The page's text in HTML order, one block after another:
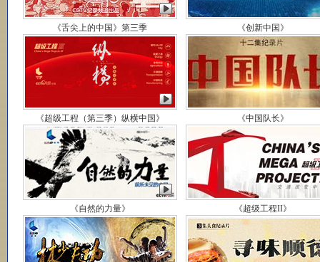
《舌尖上的中国》第三季 《创新中国》
《超级工程（第三季）纵横中国》 《中国队长》
《自然的力量》 《超级工程II》